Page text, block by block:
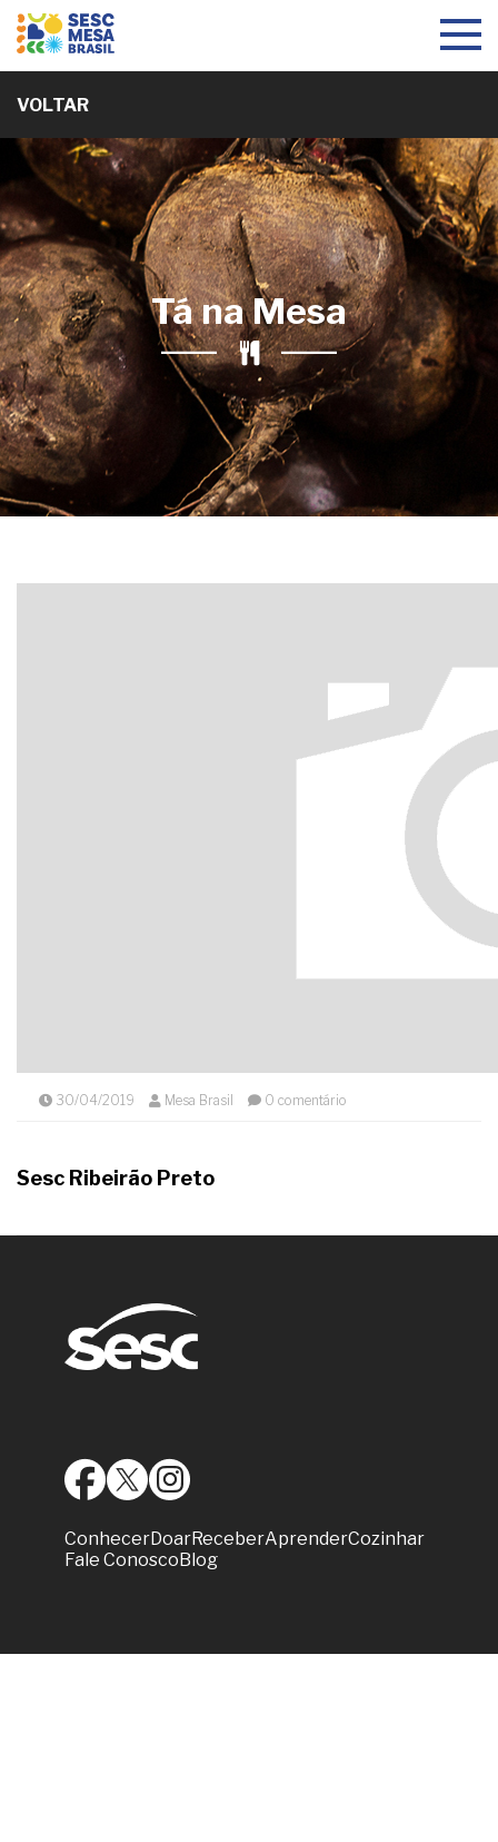
Toggle
VOLTAR
Tá na Mesa
30/04/2019 Mesa Brasil 0 comentário
Sesc Ribeirão Preto
ConhecerDoarReceberAprenderCozinhar
Fale ConoscoBlog